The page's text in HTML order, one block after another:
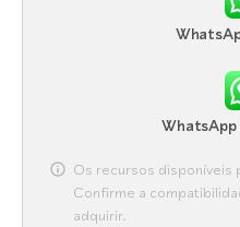
WhatsApp
Os recursos disponíveis
Confirme a
adquirir.